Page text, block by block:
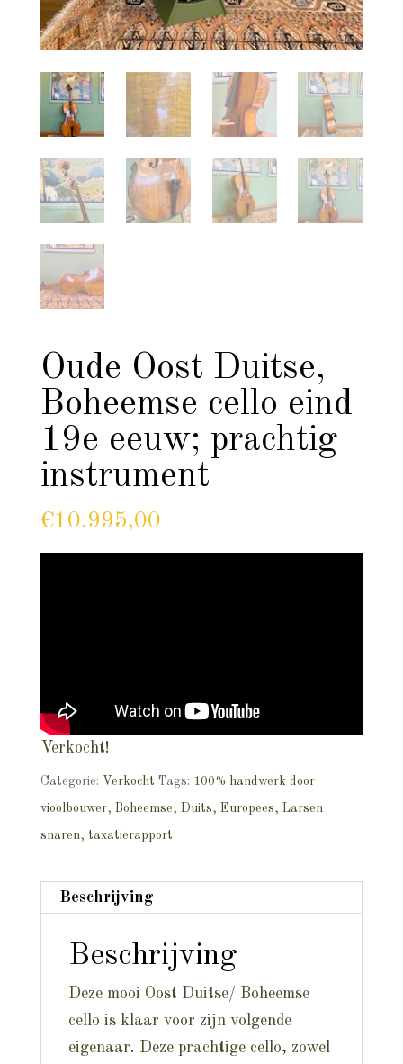
Oude Oost Duitse,
Boheemse cello eind
19e eeuw; prachtig
instrument
€10.995,00
Verkocht!
Categorie: Verkocht Tags: 100% handwerk door
vioolbouwer, Boheemse, Duits, Europees, Larsen
snaren, taxatierapport
Beschrijving
Beschrijving
Deze mooi Oost Duitse/ Boheemse
cello is klaar voor zijn volgende
eigenaar. Deze prachtige cello, zowel